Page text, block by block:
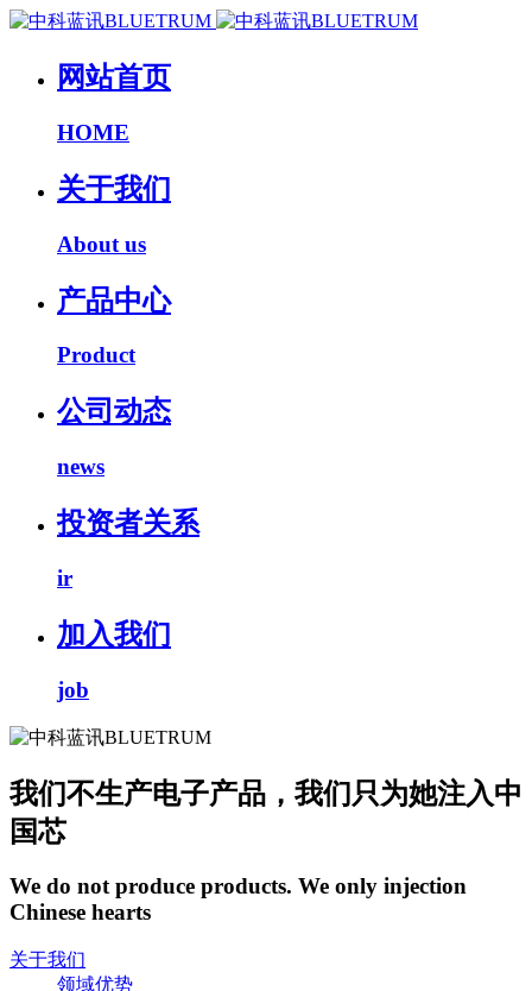
网站首页
HOME
关于我们
About us
产品中心
Product
公司动态
news
投资者关系
ir
加入我们
job
我们不生产电子产品，我们只为她注入中
国芯
We do not produce products. We only injection
Chinese hearts
关于我们
领域优势